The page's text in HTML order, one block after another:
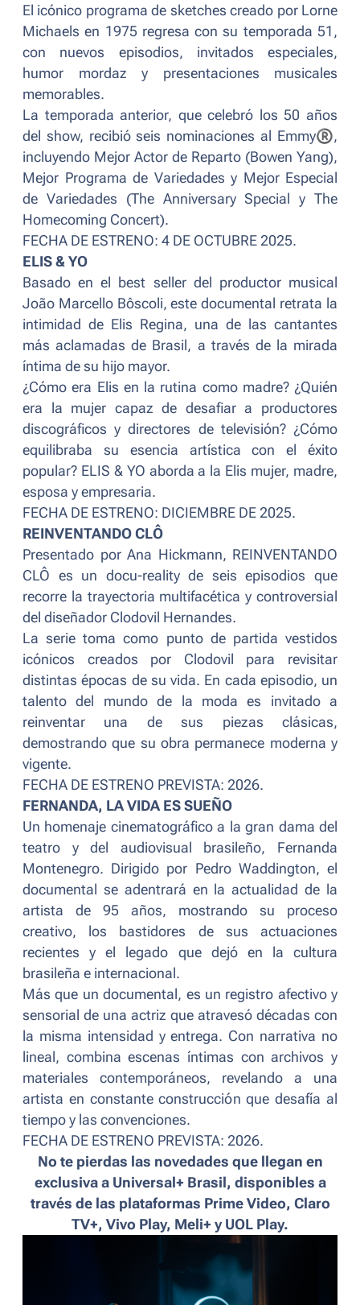
El icónico programa de sketches creado por Lorne
Michaels en 1975 regresa con su temporada 51,
con nuevos episodios, invitados especiales,
humor mordaz y presentaciones musicales
memorables.
La temporada anterior, que celebró los 50 años
del show, recibió seis nominaciones al Emmy®,
incluyendo Mejor Actor de Reparto (Bowen Yang),
Mejor Programa de Variedades y Mejor Especial
de Variedades (The Anniversary Special y The
Homecoming Concert).
FECHA DE ESTRENO: 4 DE OCTUBRE 2025.
ELIS & YO
Basado en el best sellerdel productor musical
João Marcello Bôscoli, este documental retrata la
intimidad de Elis Regina, una de las cantantes
más aclamadas de Brasil, a través de la mirada
íntima de su hijo mayor.
¿Cómo era Elis en la rutina como madre? ¿Quién
era la mujer capaz de desafiar a productores
discográficos y directores de televisión? ¿Cómo
equilibraba su esencia artística con el éxito
popular? ELIS & YO aborda a la Elis mujer, madre,
esposa y empresaria.
FECHA DE ESTRENO: DICIEMBRE DE 2025.
REINVENTANDO CLÔ
Presentado por Ana Hickmann, REINVENTANDO
CLÔ es un docu-reality de seis episodios que
recorre la trayectoria multifacética y controversial
del diseñador Clodovil Hernandes.
La serie toma como punto de partida vestidos
icónicos creados por Clodovil para revisitar
distintas épocas de su vida. En cada episodio, un
talento del mundo de la moda es invitado a
reinventar una de sus piezas clásicas,
demostrando que su obra permanece moderna y
vigente.
FECHA DE ESTRENO PREVISTA: 2026.
FERNANDA, LA VIDA ES SUEÑO
Un homenaje cinematográfico a la gran dama del
teatro y del audiovisual brasileño, Fernanda
Montenegro. Dirigido por Pedro Waddington, el
documental se adentrará en la actualidad de la
artista de 95 años, mostrando su proceso
creativo, los bastidores de sus actuaciones
recientes y el legado que dejó en la cultura
brasileña e internacional.
Más que un documental, es un registro afectivo y
sensorial de una actriz que atravesó décadas con
la misma intensidad y entrega. Con narrativa no
lineal, combina escenas íntimas con archivos y
materiales contemporáneos, revelando a una
artista en constante construcción que desafía al
tiempo y las convenciones.
FECHA DE ESTRENO PREVISTA: 2026.
No te pierdas las novedades que llegan en
exclusiva a Universal+ Brasil, disponibles a
través de las plataformas Prime Video, Claro
TV+, Vivo Play, Meli+ y UOL Play.